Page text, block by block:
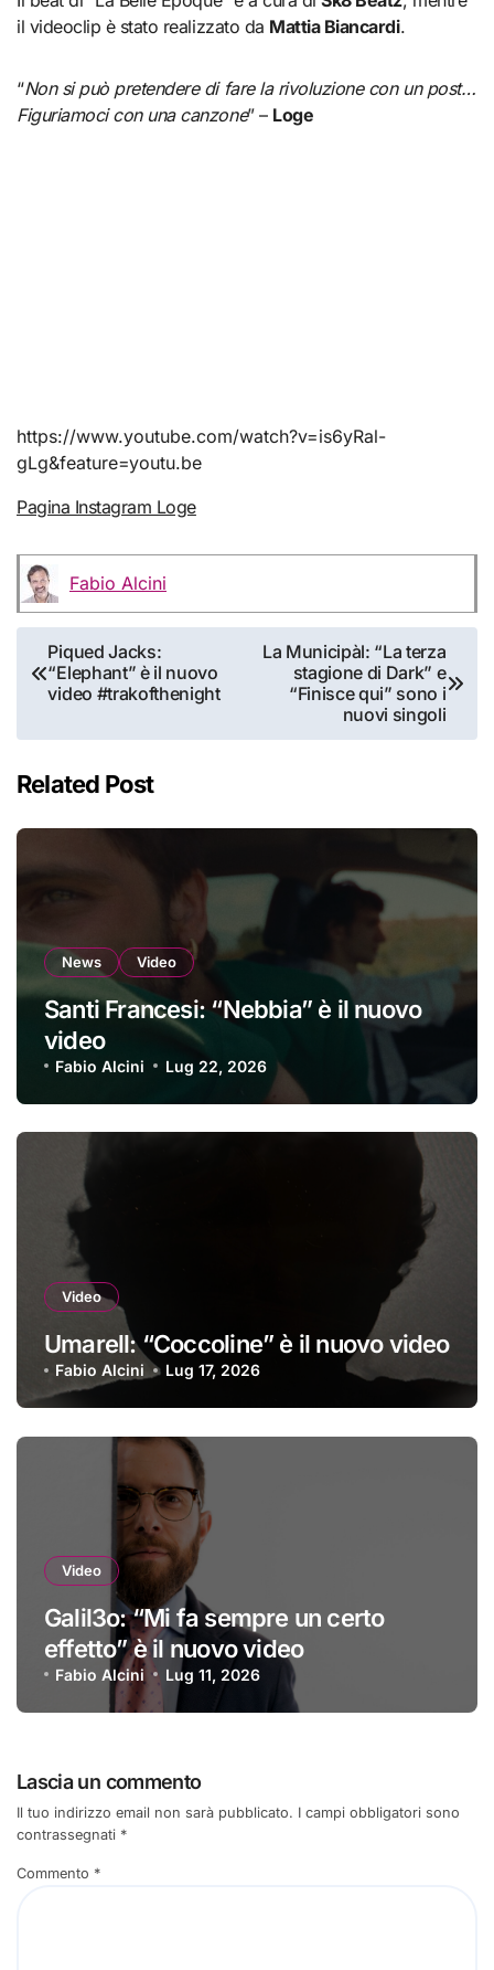
il videoclip è stato realizzato da Mattia Biancardi.
“Non si può pretendere di fare la rivoluzione con un post…
Figuriamoci con una canzone” – Loge
https://www.youtube.com/watch?v=is6yRal-
gLg&feature=youtu.be
Pagina Instagram Loge
Fabio Alcini
Navigazione
articoli
Piqued Jacks:
“Elephant” è il nuovo
video #trakofthenight
La Municipàl: “La terza
stagione di Dark” e
“Finisce qui” sono i
nuovi singoli
Related Post
News Video
Santi Francesi: “Nebbia” è il nuovo
video
Fabio Alcini Lug 22, 2026
Video
Umarell: “Coccoline” è il nuovo video
Fabio Alcini Lug 17, 2026
Video
Galil3o: “Mi fa sempre un certo
effetto” è il nuovo video
Fabio Alcini Lug 11, 2026
Lascia un commento
Il tuo indirizzo email non sarà pubblicato. I campi obbligatori sono
contrassegnati *
Commento *